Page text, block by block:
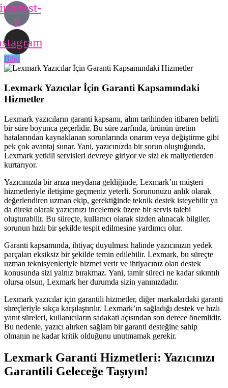
p
Bilgi
Lexmark Yazıcılar İçin Garanti Kapsamındaki
Hizmetler
Lexmark yazıcıların garanti kapsamı, alım tarihinden itibaren belirli
bir süre boyunca geçerlidir. Bu süre zarfında, ürünün üretim
hatalarından kaynaklanan sorunlarında onarım veya değiştirme gibi
pek çok avantaj sunar. Yani, yazıcınızda bir sorun oluştuğunda,
Lexmark yetkili servisleri devreye giriyor ve sizi ek maliyetlerden
kurtarıyor.
Yazıcınızda bir arıza meydana geldiğinde, Lexmark’ın müşteri
hizmetleriyle iletişime geçmeniz yeterli. Sorununuzu anlık olarak
değerlendiren uzman ekip, gerektiğinde teknik destek isteyebilir ya
da direkt olarak yazıcınızı incelemek üzere bir servis talebi
oluşturabilir. Bu süreçte, kullanıcı olarak sizden alınacak bilgiler,
sorunun hızlı bir şekilde tespit edilmesine yardımcı olur.
Garanti kapsamında, ihtiyaç duyulması halinde yazıcınızın yedek
parçaları eksiksiz bir şekilde temin edilebilir. Lexmark, bu süreçte
uzman teknisyenleriyle hizmet verir ve ihtiyacınız olan destek
konusunda sizi yalnız bırakmaz. Yani, tamir süreci ne kadar sıkıntılı
olursa olsun, Lexmark her durumda sizin yanınızdadır.
Lexmark yazıcılar için garantili hizmetler, diğer markalardaki garanti
süreçleriyle sıkça karşılaştırılır. Lexmark’ın sağladığı destek ve hızlı
yanıt süreleri, kullanıcıların sadakati açısından son derece önemlidir.
Bu nedenle, yazıcı alırken sağlam bir garanti desteğine sahip
olmanın ne kadar kritik olduğunu unutmamak gerekir.
Lexmark Garanti Hizmetleri: Yazıcınızı
Garantili Geleceğe Taşıyın!